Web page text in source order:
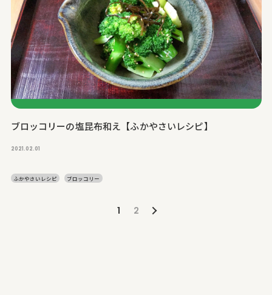
ブロッコリーの塩昆布和え【ふかやさいレシピ】
2021.02.01
ふかやさいレシピ ブロッコリー
1 2